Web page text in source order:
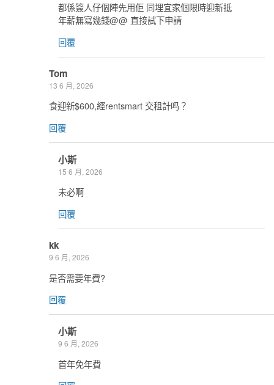
都係簽人仔個陣先用佢 同埋宜家個限時迎新抵
年薪無寫幾錢@@ 直接試下申請
回覆
Tom
13 6 月, 2026
食迎新$600,經rentsmart 交租計吗？
回覆
小斯
15 6 月, 2026
未必啊
回覆
kk
9 6 月, 2026
是否需要年費?
回覆
小斯
9 6 月, 2026
首年免年費